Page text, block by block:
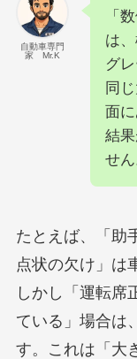
自動車専門
家 Mr.K
「
は
グ
同
面
結
せん
たとえば、「助
点状の欠け」は
しかし「運転席
ている」場合は
す。これは「大